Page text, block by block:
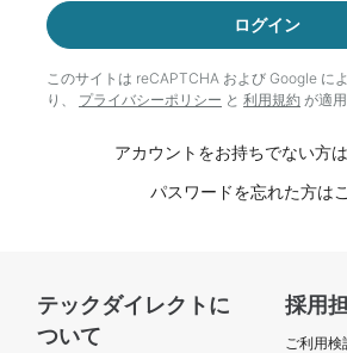
ログイン
このサイトは reCAPTCHA および Google に
り、 プライバシーポリシー と 利用規約 が適
アカウントをお持ちでない方は
パスワードを忘れた方は
テックダイレクトに
ついて
採用
ご利用検